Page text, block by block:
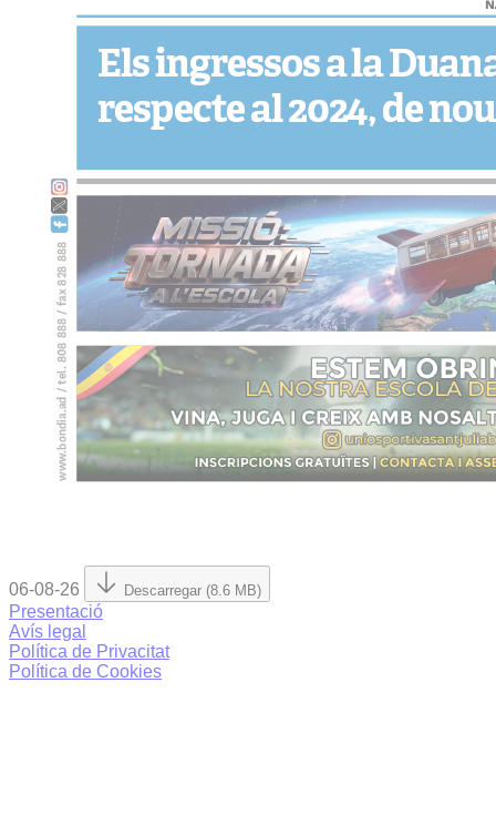
06-08-26 Descarregar (8.6 MB)
Presentació
Avís legal
Política de Privacitat
Política de Cookies